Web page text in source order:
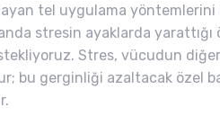
tel uygulama yöntemlerini
stresin ayaklarda
Stres, vücudun
bu gerginliği azaltacak özel